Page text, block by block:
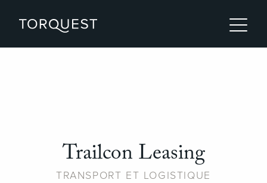
Trailcon Leasing
TRANSPORT ET LOGISTIQUE